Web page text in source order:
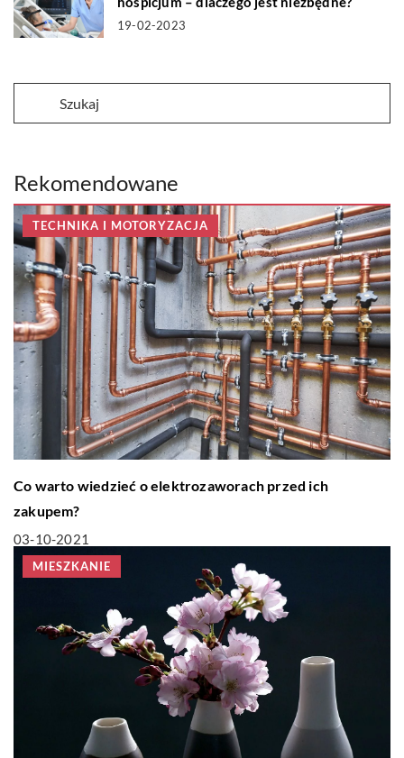
19-02-2023
Rekomendowane
TECHNIKA I MOTORYZACJA
Co warto wiedzieć o elektrozaworach przed ich
zakupem?
03-10-2021
MIESZKANIE